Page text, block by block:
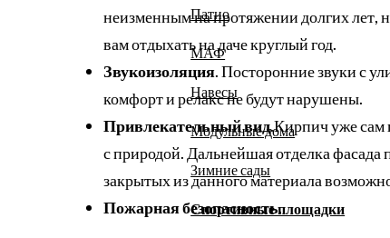
Патио
МАФ
Навесы
Модульные дома
Зимние сады
Спортивные площадки
неизменным на протяжении долгих лет,
вам отдыхать на даче круглый год.
Звукоизоляция. Посторонние звуки с
комфорт и релакс не будут нарушены.
Привлекательный вид.Кирпич уже сам
с природой. Дальнейшая отделка фасада
закрытых из данного материала
Пожарная безопасность.